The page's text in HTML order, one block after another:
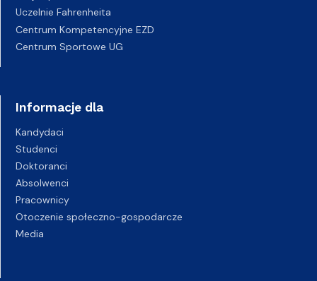
Uczelnie Fahrenheita
Centrum Kompetencyjne EZD
Centrum Sportowe UG
Informacje dla
Kandydaci
Studenci
Doktoranci
Absolwenci
Pracownicy
Otoczenie społeczno-gospodarcze
Media